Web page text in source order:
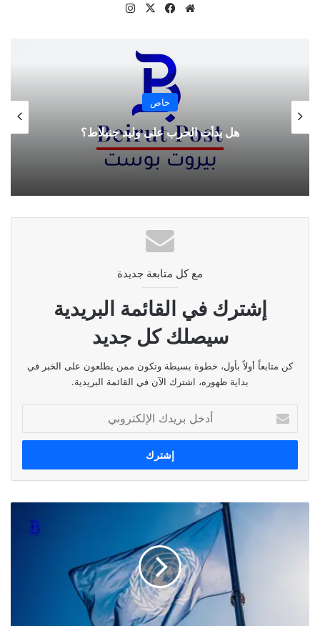
موقع
فيسبوك
‫X
خاص
هل بدأت الحرب على وليد جنبلاط؟
مع كل متابعة جديدة
إشترك في القائمة البريدية
سيصلك كل جديد
كن متابعاً أولاً بأول، خطوة بسيطة وتكون ممن يطلعون على الخبر في
بداية ظهوره، اشترك الآن في القائمة البريدية.
بريدك
الإلكتروني